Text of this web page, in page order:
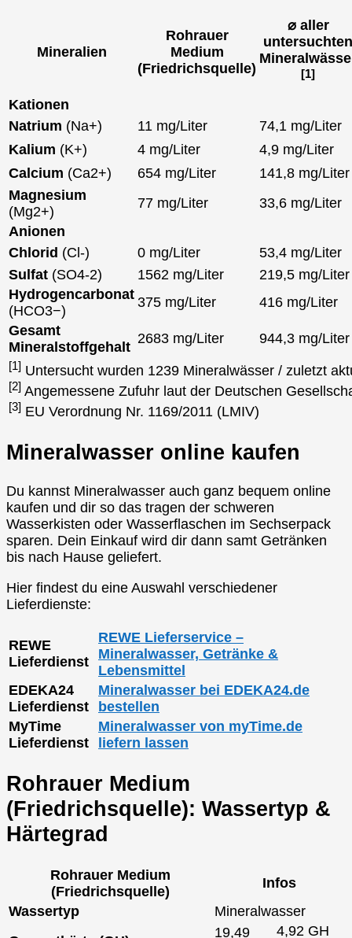
Mineralien
Rohrauer
Medium
(Friedrichsquelle)
⌀ aller
untersuchten
[1]
Kationen
Natrium (Na+) 11 mg/Liter
74,1 mg/Liter
Kalium (K+) 4 mg/Liter
4,9 mg/Liter
Calcium (Ca2+) 654 mg/Liter
141,8 mg/Liter
Magnesium
(Mg2+)
77 mg/Liter
33,6 mg/Liter
Anionen
Chlorid (Cl-) 0 mg/Liter
53,4 mg/Liter
Sulfat (SO4-2) 1562 mg/Liter
219,5 mg/Liter
Hydrogencarbonat
(HCO3−)
375 mg/Liter
416 mg/Liter
Gesamt
Mineralstoffgehalt
2683 mg/Liter 944,3 mg/Liter
[1] Untersucht wurden 1239 Mineralwässer / zuletzt
[2] Angemessene Zufuhr laut der Deutschen
[3] EU Verordnung Nr. 1169/2011 (LMIV)
Mineralwasser online kaufen
Du kannst Mineralwasser auch ganz bequem online
kaufen und dir so das tragen der schweren
Wasserkisten oder Wasserflaschen im Sechserpack
sparen. Dein Einkauf wird dir dann samt Getränken
bis nach Hause geliefert.
Hier findest du eine Auswahl verschiedener
Lieferdienste:
REWE
Lieferdienst
REWE Lieferservice –
Mineralwasser, Getränke &
Lebensmittel
EDEKA24
Lieferdienst
Mineralwasser bei EDEKA24.de
bestellen
MyTime
Lieferdienst
Mineralwasser von myTime.de
liefern lassen
Rohrauer Medium
(Friedrichsquelle): Wassertyp &
Härtegrad
Rohrauer Medium
(Friedrichsquelle)
Infos
Wassertyp
Mineralwasser
19,49 4,92 GH